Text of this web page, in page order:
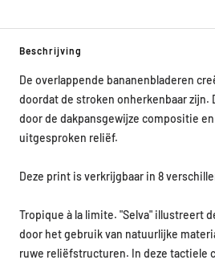
Beschrijving
De overlappende bananenbladeren
doordat de stroken onherkenbaar zijn.
door de dakpansgewijze compositie
uitgesproken reliëf.
Deze print is verkrijgbaar in 8
Tropique à la limite. "Selva" illustreert
door het gebruik van natuurlijke
ruwe reliëfstructuren. In deze tactiele